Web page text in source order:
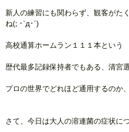
新人の練習にも関わらず、観客がた
ね(; ･`д･´)
高校通算ホームラン１１１本という
歴代最多記録保持者でもある、清宮
プロの世界でどれほど通用するのか
さて、今日は大人の溶連菌の症状に